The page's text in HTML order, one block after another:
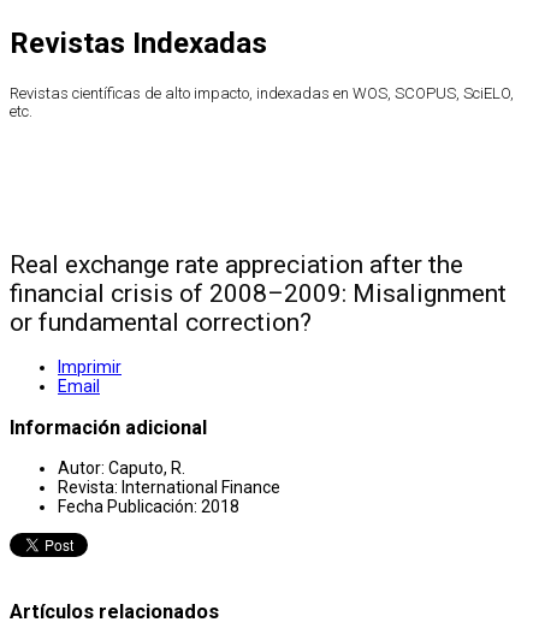
Revistas Indexadas
Revistas científicas de alto impacto, indexadas en WOS, SCOPUS, SciELO,
etc.
Real exchange rate appreciation after the
financial crisis of 2008–2009: Misalignment
or fundamental correction?
Imprimir
Email
Información adicional
Autor: Caputo, R.
Revista: International Finance
Fecha Publicación: 2018
Artículos relacionados